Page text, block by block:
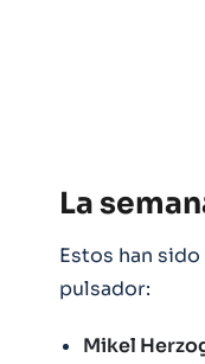
La
Estos han
pulsador:
Mikel